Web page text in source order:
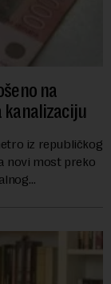
na
kanalizaciju
iz republičkog
novi most preko